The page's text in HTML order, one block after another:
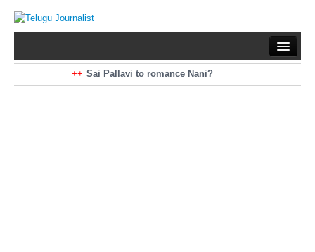
Sai Pallavi to romance Nani?
Kiara Advani to romance Pawan Kalyan